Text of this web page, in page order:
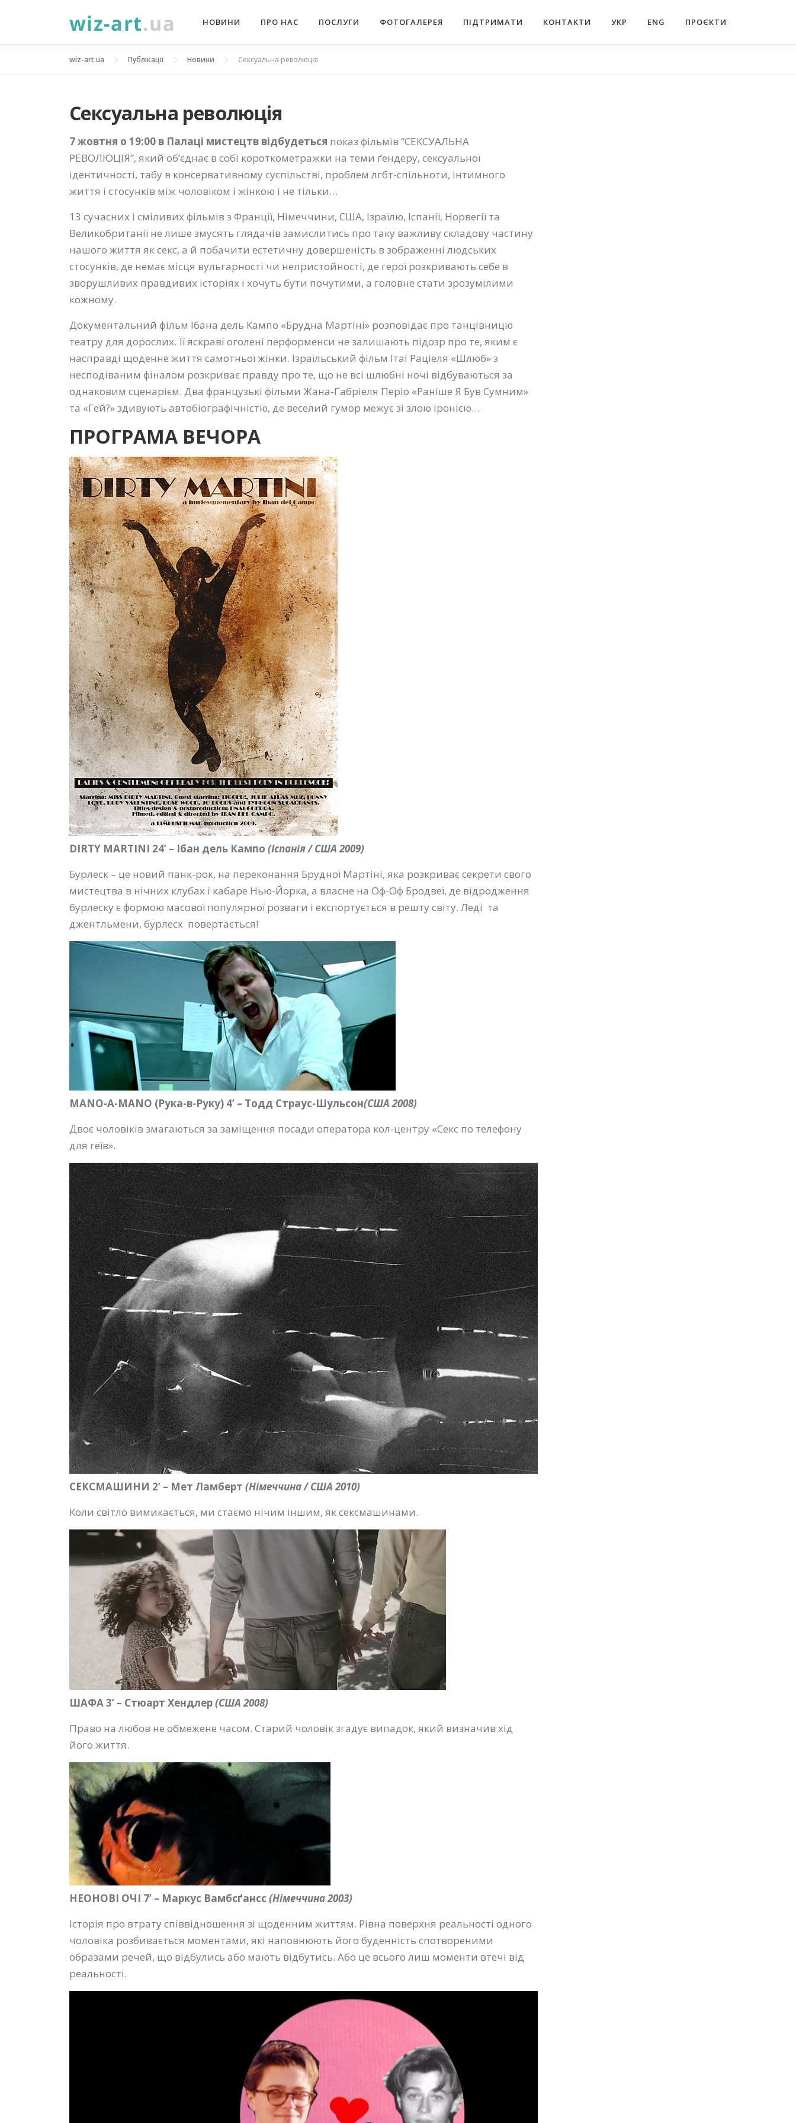
НОВИНИ ПРО НАС ПОСЛУГИ ФОТОГАЛЕРЕЯ ПІДТРИМАТИ КОНТАКТИ УКР ENG ПРОЄКТИ
wiz-art.ua Публікації Новини Сексуальна революція
Сексуальна революція
7 жовтня о 19:00 в Палаці мистецтв відбудеться показ фільмів “СЕКСУАЛЬНА
РЕВОЛЮЦІЯ”, який об’єднає в собі короткометражки на теми ґендеру, сексуальної
ідентичності, табу в консервативному суспільстві, проблем лгбт-спільноти, інтимного
життя і стосунків між чоловіком і жінкою і не тільки…
13 сучасних і сміливих фільмів з Франції, Німеччини, США, Ізраїлю, Іспанії, Норвегії та
Великобританії не лише змусять глядачів замислитись про таку важливу складову частину
нашого життя як секс, а й побачити естетичну довершеність в зображенні людських
стосунків, де немає місця вульгарності чи непристойності, де герої розкривають себе в
зворушливих правдивих історіях і хочуть бути почутими, а головне стати зрозумілими
кожному.
Документальний фільм Ібана дель Кампо «Брудна Мартіні» розповідає про танцівницю
театру для дорослих. Її яскраві оголені перформенси не залишають підозр про те, яким є
насправді щоденне життя самотньої жінки. Ізраїльський фільм Ітаі Раціеля «Шлюб» з
несподіваним фіналом розкриває правду про те, що не всі шлюбні ночі відбуваються за
однаковим сценарієм. Два французькі фільми Жана-Ґабріеля Періо «Раніше Я Був Сумним»
та «Гей?» здивують автобіографічністю, де веселий гумор межує зі злою іронією…
ПРОГРАМА ВЕЧОРА
DIRTY MARTINI 24’ – Ібан дель Кампо (Іспанія / США 2009)
Бурлеск – це новий панк-рок, на переконання Брудної Мартіні, яка розкриває секрети свого
мистецтва в нічних клубах і кабаре Нью-Йорка, а власне на Оф-Оф Бродвеї, де відродження
бурлеску є формою масової популярної розваги і експортується в решту світу. Леді та
джентльмени, бурлеск повертається!
MANO-A-MANO (Рука-в-Руку) 4’ – Тодд Страус-Шульсон(США 2008)
Двоє чоловіків змагаються за заміщення посади оператора кол-центру «Секс по телефону
для геїв».
СЕКСМАШИНИ 2’ – Мет Ламберт (Німеччина / США 2010)
Коли світло вимикається, ми стаємо нічим іншим, як сексмашинами.
ШАФА 3’ – Стюарт Хендлер(США 2008)
Право на любов не обмежене часом. Старий чоловік згадує випадок, який визначив хід
його життя.
НЕОНОВІ ОЧІ 7’ – Маркус Вамбсґансс (Німеччина 2003)
Історія про втрату співвідношення зі щоденним життям. Рівна поверхня реальності одного
чоловіка розбивається моментами, які наповнюють його буденність спотвореними
образами речей, що відбулись або мають відбутись. Або це всього лиш моменти втечі від
реальності.